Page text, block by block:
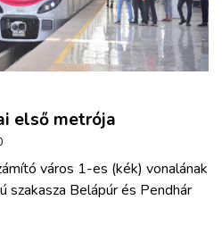
első metrója
város 1-es (kék) vonalának
szakasza Belápúr és Pendhár